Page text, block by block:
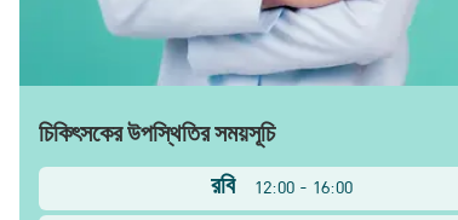
চিকিৎসকের উপস্থিতির সময়সূচি
রবি
12:00 - 16:00